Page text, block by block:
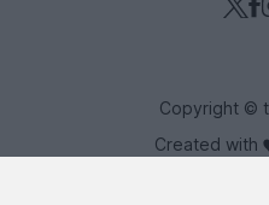
Copyright ©
Created with